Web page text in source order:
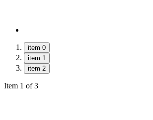
item 0
item 1
item 2
Item 1 of 3